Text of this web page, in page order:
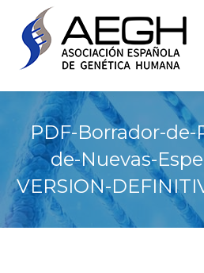
PDF-Borrador-de-
de-Nuevas-
VERSION-